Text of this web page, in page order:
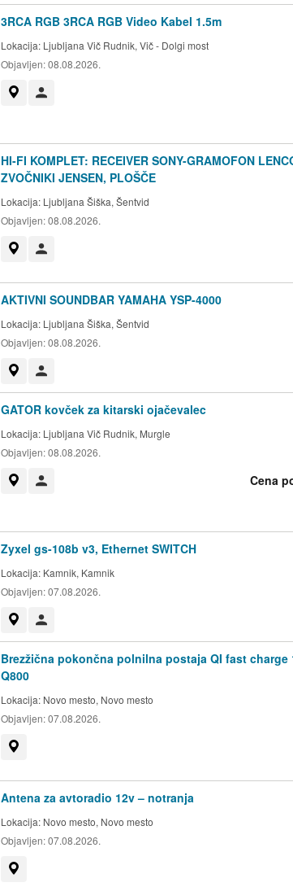
3RCA RGB 3RCA RGB Video Kabel 1.5m
Lokacija: Ljubljana Vič Rudnik, Vič - Dolgi most
Objavljen:08.08.2026.
HI-FI KOMPLET: RECEIVER SONY-GRAMOFON
ZVOČNIKI JENSEN, PLOŠČE
Lokacija: Ljubljana Šiška, Šentvid
Objavljen:08.08.2026.
AKTIVNI SOUNDBAR YAMAHA YSP-4000
Lokacija: Ljubljana Šiška, Šentvid
Objavljen:08.08.2026.
GATOR kovček za kitarski ojačevalec
Lokacija: Ljubljana Vič Rudnik, Murgle
Objavljen:08.08.2026.
Cena
Zyxel gs-108b v3, Ethernet SWITCH
Lokacija: Kamnik, Kamnik
Objavljen:07.08.2026.
Brezžična pokončna polnilna postaja QI fast charge
Q800
Lokacija: Novo mesto, Novo mesto
Objavljen:07.08.2026.
Antena za avtoradio 12v – notranja
Lokacija: Novo mesto, Novo mesto
Objavljen:07.08.2026.